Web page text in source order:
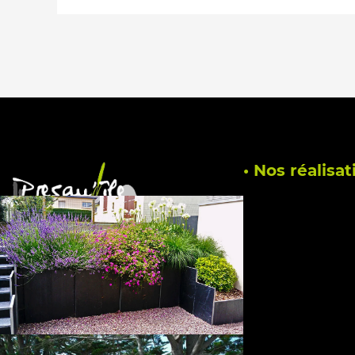
PRESQU’ÎLE PAYSAGE crée et
entretien les jardins de Saint-
Jacut-de-la-Mer et des
environs : Plancoët, Dinan,
Ploubalay, Saint-Cast-Le-
• Nos